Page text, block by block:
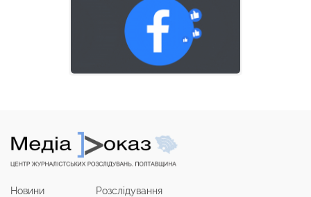
Новини Розслідування